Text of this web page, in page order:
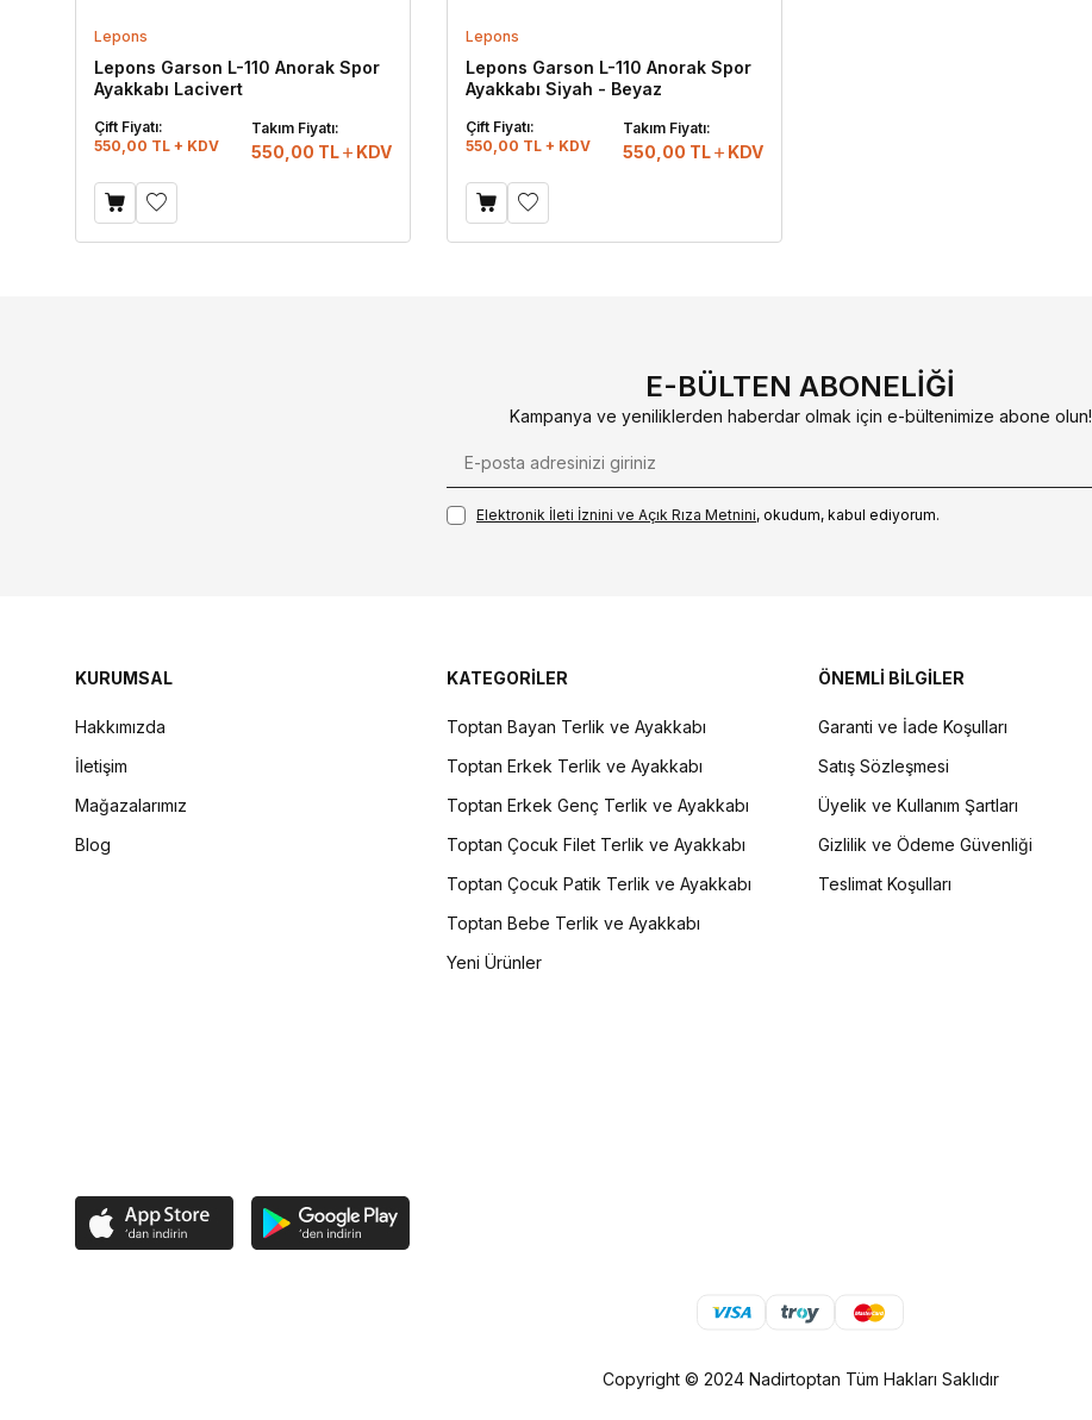
Lepons
Lepons Garson L-110 Anorak Spor
Ayakkabı Lacivert
Çift Fiyatı:
550,00 TL + KDV
Takım Fiyatı:
550,00 TL KDV
Lepons
Lepons Garson L-110 Anorak Spor
Ayakkabı Siyah - Beyaz
Çift Fiyatı:
550,00 TL + KDV
Takım Fiyatı:
550,00 TL KDV
E-BÜLTEN ABONELIĞI
Kampanya ve yeniliklerden haberdar olmak için e-bültenimize abone olun!
Elektronik İleti İzni‌ni ve Açık Rıza Metni‌ni, okudum, kabul ediyorum.
KURUMSAL
Hakkımızda
İletişim
Mağazalarımız
Blog
KATEGORİLER
Toptan Bayan Terlik ve Ayakkabı
Toptan Erkek Terlik ve Ayakkabı
Toptan Erkek Genç Terlik ve Ayakkabı
Toptan Çocuk Filet Terlik ve Ayakkabı
Toptan Çocuk Patik Terlik ve Ayakkabı
Toptan Bebe Terlik ve Ayakkabı
Yeni Ürünler
ÖNEMLİ BİLGİLER
Garanti ve İade Koşulları
Satış Sözleşmesi
Üyelik ve Kullanım Şartları
Gizlilik ve Ödeme Güvenliği
Teslimat Koşulları
Copyright © 2024 Nadirtoptan Tüm Hakları Saklıdır